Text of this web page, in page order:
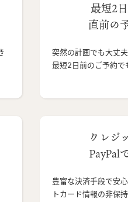
最短2
直前の
突然の計画でも大丈夫
最短2日前のご予約で
クレジ
PayPal
豊富な決済手段で安
トカード情報の非保